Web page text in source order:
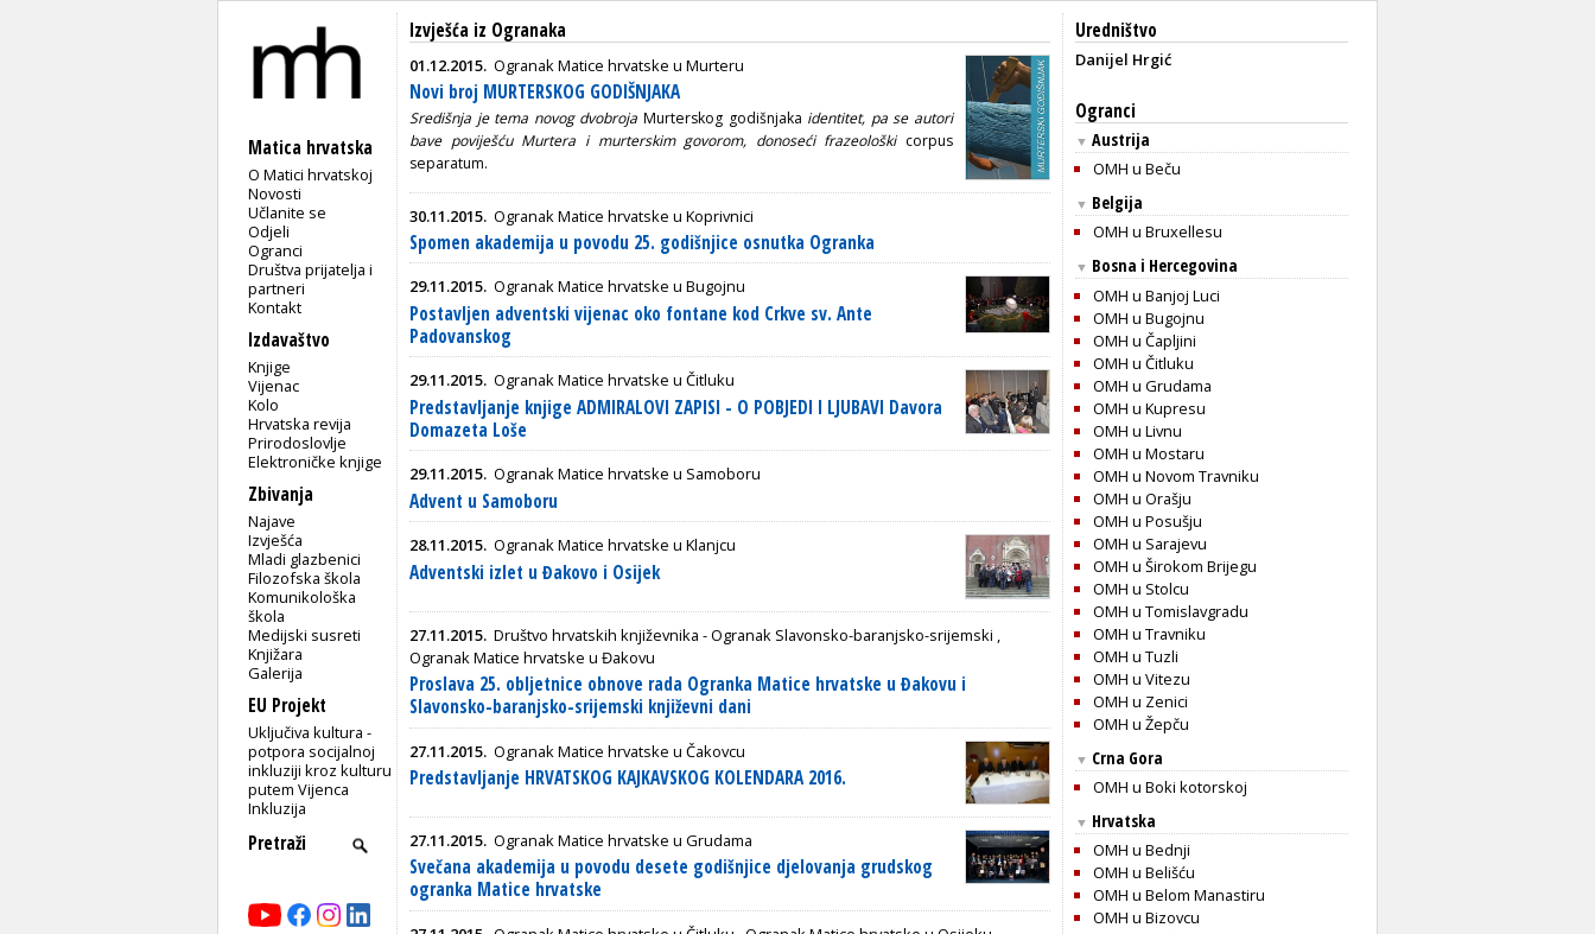
Matica hrvatska
O Matici hrvatskoj
Novosti
Učlanite se
Odjeli
Ogranci
Društva prijatelja i
partneri
Kontakt
Izdavaštvo
Knjige
Vijenac
Kolo
Hrvatska revija
Prirodoslovlje
Elektroničke knjige
Zbivanja
Najave
Izvješća
Mladi glazbenici
Filozofska škola
Komunikološka
škola
Medijski susreti
Knjižara
Galerija
EU Projekt
Uključiva kultura -
potpora socijalnoj
inkluziji kroz kulturu
putem Vijenca
Inkluzija
Izvješća iz Ogranaka
01.12.2015. Ogranak Matice hrvatske u Murteru
Novi broj MURTERSKOG GODIŠNJAKA
Središnja je tema novog dvobroja Murterskog godišnjaka identitet, pa se autori
bave poviješću Murtera i murterskim govorom, donoseći frazeološki corpus
separatum.
30.11.2015. Ogranak Matice hrvatske u Koprivnici
Spomen akademija u povodu 25. godišnjice osnutka Ogranka
29.11.2015. Ogranak Matice hrvatske u Bugojnu
Postavljen adventski vijenac oko fontane kod Crkve sv. Ante
Padovanskog
29.11.2015. Ogranak Matice hrvatske u Čitluku
Predstavljanje knjige ADMIRALOVI ZAPISI - O POBJEDI I LJUBAVI Davora
Domazeta Loše
29.11.2015. Ogranak Matice hrvatske u Samoboru
Advent u Samoboru
28.11.2015. Ogranak Matice hrvatske u Klanjcu
Adventski izlet u Đakovo i Osijek
27.11.2015. Društvo hrvatskih književnika - Ogranak Slavonsko-baranjsko-srijemski ,
Ogranak Matice hrvatske u Đakovu
Proslava 25. obljetnice obnove rada Ogranka Matice hrvatske u Đakovu i
Slavonsko-baranjsko-srijemski književni dani
27.11.2015. Ogranak Matice hrvatske u Čakovcu
Predstavljanje HRVATSKOG KAJKAVSKOG KOLENDARA 2016.
27.11.2015. Ogranak Matice hrvatske u Grudama
Svečana akademija u povodu desete godišnjice djelovanja grudskog
ogranka Matice hrvatske
Uredništvo
Danijel Hrgić
Ogranci
▼ Austrija
OMH u Beču
▼ Belgija
OMH u Bruxellesu
▼ Bosna i Hercegovina
OMH u Banjoj Luci
OMH u Bugojnu
OMH u Čapljini
OMH u Čitluku
OMH u Grudama
OMH u Kupresu
OMH u Livnu
OMH u Mostaru
OMH u Novom Travniku
OMH u Orašju
OMH u Posušju
OMH u Sarajevu
OMH u Širokom Brijegu
OMH u Stolcu
OMH u Tomislavgradu
OMH u Travniku
OMH u Tuzli
OMH u Vitezu
OMH u Zenici
OMH u Žepču
▼ Crna Gora
OMH u Boki kotorskoj
▼ Hrvatska
OMH u Bednji
OMH u Belišću
OMH u Belom Manastiru
OMH u Bizovcu